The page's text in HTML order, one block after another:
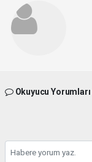
Okuyucu Yorumları